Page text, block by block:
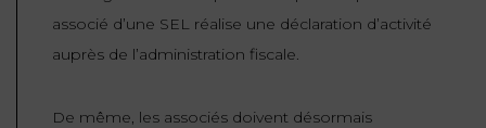
associé d’une SEL réalise une déclaration d’activité
auprès de l’administration fiscale.
De même, les associés doivent désormais